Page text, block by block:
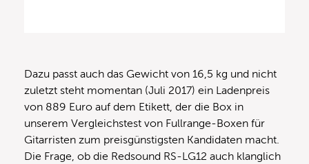
Dazu passt auch das Gewicht von 16,5 kg und nicht
zuletzt steht momentan (Juli 2017) ein Ladenpreis
von 889 Euro auf dem Etikett, der die Box in
unserem Vergleichstest von Fullrange-Boxen für
Gitarristen zum preisgünstigsten Kandidaten macht.
Die Frage, ob die Redsound RS-LG12 auch klanglich